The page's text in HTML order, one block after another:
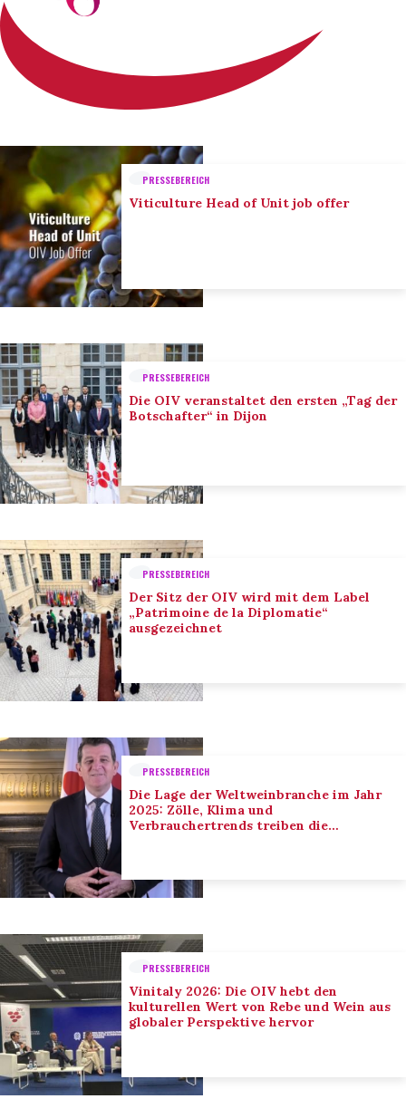
PRESSEBEREICH
Viticulture Head of Unit job offer
PRESSEBEREICH
Die OIV veranstaltet den ersten „Tag der
Botschafter“ in Dijon
PRESSEBEREICH
Der Sitz der OIV wird mit dem Label
„Patrimoine de la Diplomatie“
ausgezeichnet
PRESSEBEREICH
Die Lage der Weltweinbranche im Jahr
2025: Zölle, Klima und
Verbrauchertrends treiben die
PRESSEBEREICH
Vinitaly 2026: Die OIV hebt den
kulturellen Wert von Rebe und Wein aus
globaler Perspektive hervor